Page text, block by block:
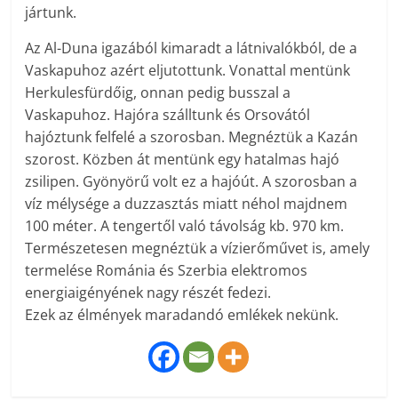
jártunk.
Az Al-Duna igazából kimaradt a látnivalókból, de a
Vaskapuhoz azért eljutottunk. Vonattal mentünk
Herkulesfürdőig, onnan pedig busszal a
Vaskapuhoz. Hajóra szálltunk és Orsovától
hajóztunk felfelé a szorosban. Megnéztük a Kazán
szorost. Közben át mentünk egy hatalmas hajó
zsilipen. Gyönyörű volt ez a hajóút. A szorosban a
víz mélysége a duzzasztás miatt néhol majdnem
100 méter. A tengertől való távolság kb. 970 km.
Természetesen megnéztük a vízierőművet is, amely
termelése Románia és Szerbia elektromos
energiaigényének nagy részét fedezi.
Ezek az élmények maradandó emlékek nekünk.